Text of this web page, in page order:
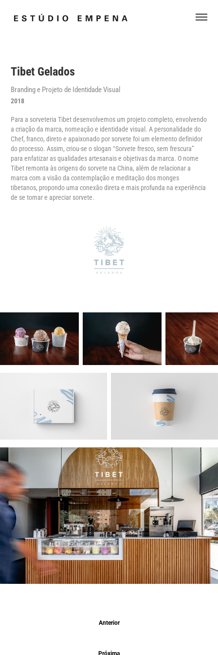
Tibet Gelados
Branding e Projeto de Identidade Visual
2018
Para a sorveteria Tibet desenvolvemos um projeto completo, envolvendo
a criação da marca, nomeação e identidade visual. A personalidade do
Chef, franco, direto e apaixonado por sorvete foi um elemento definidor
do processo. Assim, criou-se o slogan “Sorvete fresco, sem frescura”
para enfatizar as qualidades artesanais e objetivas da marca. O nome
Tibet remonta às origens do sorvete na China, além de relacionar a
marca com a visão da contemplação e meditação dos monges
tibetanos, propondo uma conexão direta e mais profunda na experiência
de se tomar e apreciar sorvete.
Anterior
Próxima